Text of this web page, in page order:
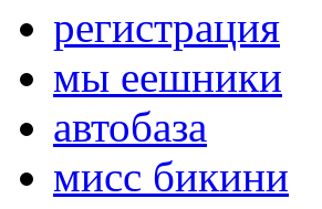
регистрация
мы еешники
автобаза
мисс бикини